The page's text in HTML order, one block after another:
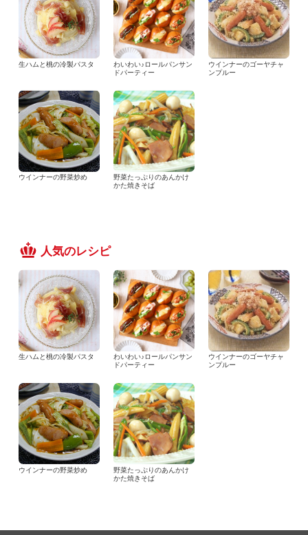
生ハムと桃の冷製パスタ
わいわい♪ロールパンサン
ドパーティー
ウインナーのゴーヤチャ
ンプルー
ウインナーの野菜炒め
野菜たっぷりのあんかけ
かた焼きそば
人気のレシピ
生ハムと桃の冷製パスタ
わいわい♪ロールパンサン
ドパーティー
ウインナーのゴーヤチャ
ンプルー
ウインナーの野菜炒め
野菜たっぷりのあんかけ
かた焼きそば